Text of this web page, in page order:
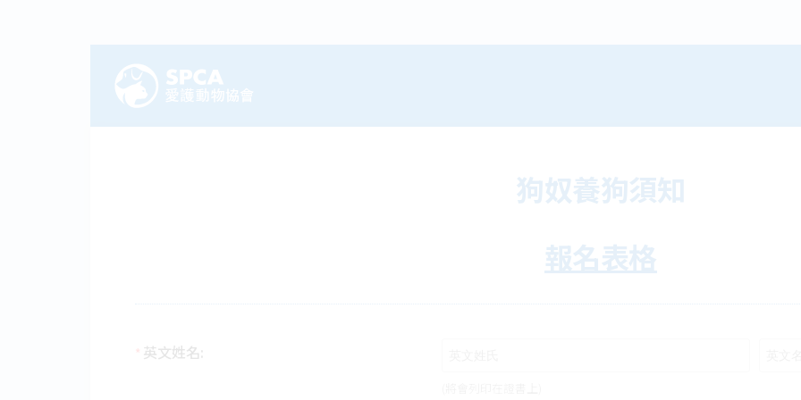
狗奴養狗須知
報名表格
* 英文姓名: